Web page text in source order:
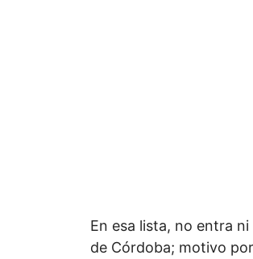
En esa lista, no entra
de Córdoba; motivo